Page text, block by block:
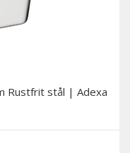
Rustfrit stål | Adexa